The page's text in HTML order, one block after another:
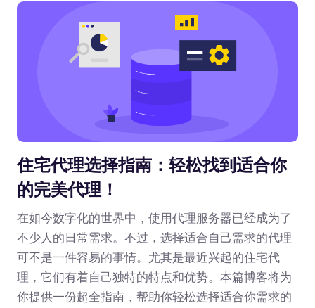
住宅代理选择指南：轻松找到适合你
的完美代理！
在如今数字化的世界中，使用代理服务器已经成为了
不少人的日常需求。不过，选择适合自己需求的代理
可不是一件容易的事情。尤其是最近兴起的住宅代
理，它们有着自己独特的特点和优势。本篇博客将为
你提供一份超全指南，帮助你轻松选择适合你需求的